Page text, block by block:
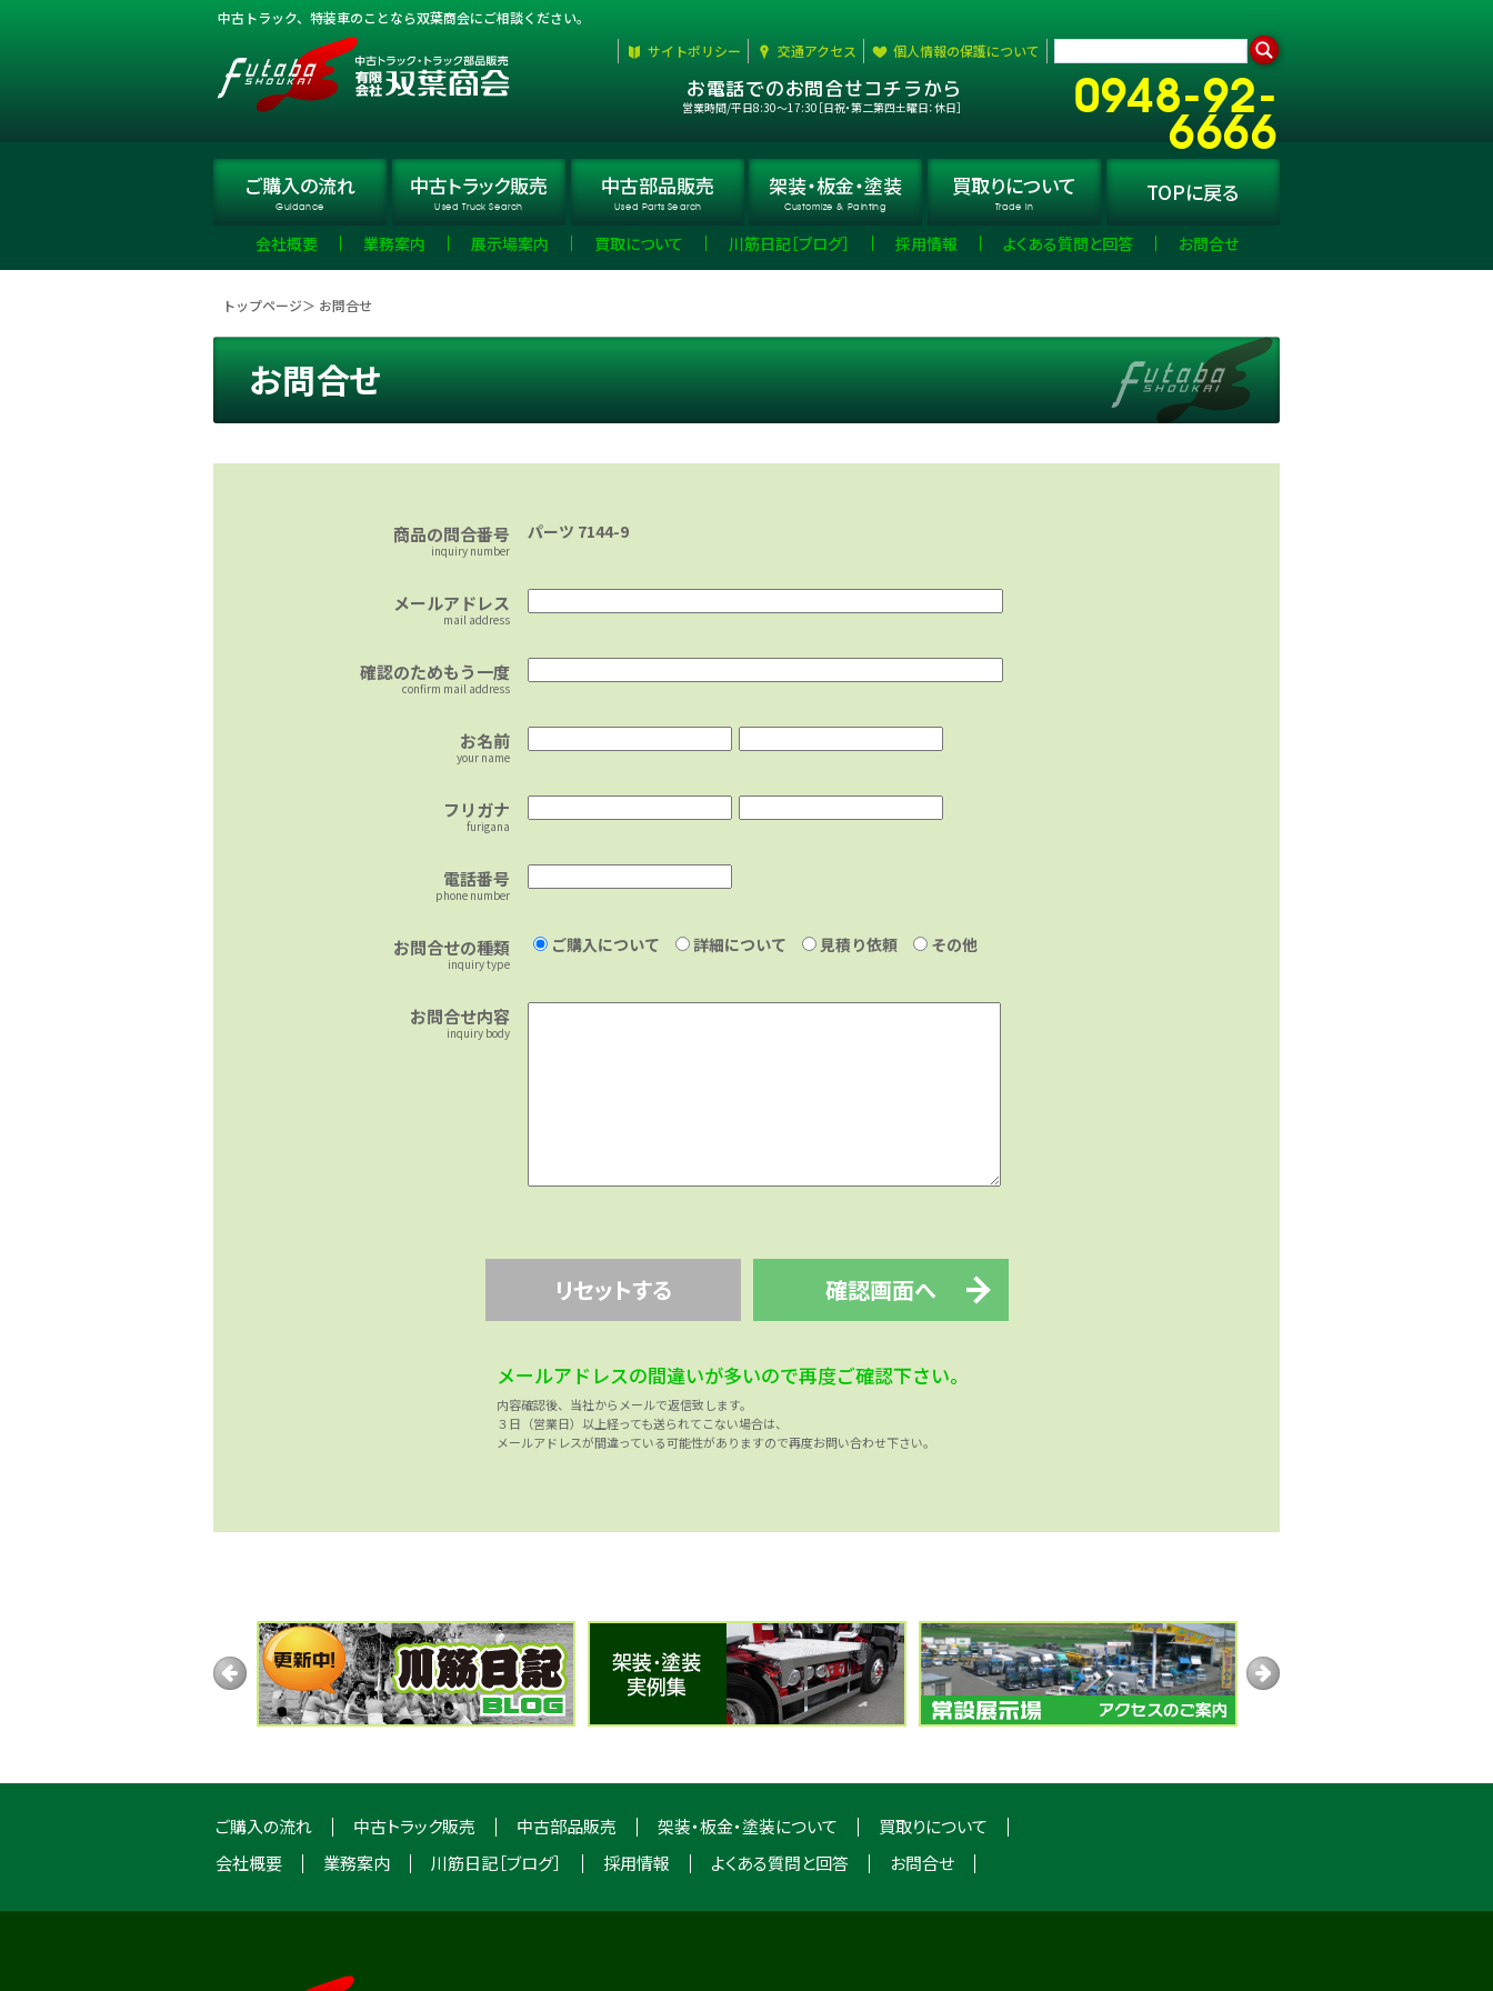
中古トラック、特装車のことなら双葉商会にご相談ください。
サイトポリシー
交通アクセス 個人情報の保護について
お電話でのお問合せコチラから
営業時間/平日8:30〜17:30［日祝・第二第四土曜日：休日］ 0948-92-
6666
ご購入の流れ
Guidance
中古トラック販売
Used Truck Search
中古部品販売
Used Parts Search
架装・板金・塗装
Customize & Painting
買取りについて
Trade in
TOPに戻る
会社概要 業務案内 展示場案内 買取について 川筋日記［ブログ］ 採用情報 よくある質問と回答 お問合せ
トップページ＞ お問合せ
お問合せ
商品の問合番号
inquiry number
パーツ 7144-9
メールアドレス
mail address
確認のためもう一度
confirm mail address
お名前
your name
フリガナ
furigana
電話番号
phone number
お問合せの種類
inquiry type
ご購入について 詳細について 見積り依頼 その他
お問合せ内容
inquiry body
リセットする 確認画面へ
メールアドレスの間違いが多いので再度ご確認下さい。
内容確認後、当社からメールで返信致します。
３日（営業日）以上経っても送られてこない場合は、
メールアドレスが間違っている可能性がありますので再度お問い合わせ下さい。
ご購入の流れ 中古トラック販売 中古部品販売 架装・板金・塗装について
買取りについて
会社概要
業務案内 川筋日記［ブログ］ 採用情報 よくある質問と回答 お問合せ